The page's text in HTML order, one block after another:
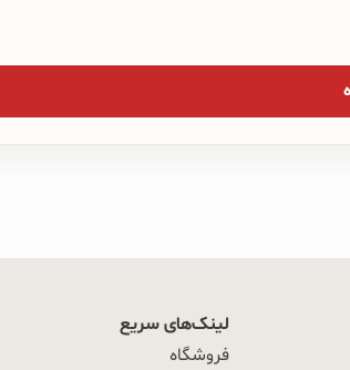
لینک‌های سریع
فروشگاه